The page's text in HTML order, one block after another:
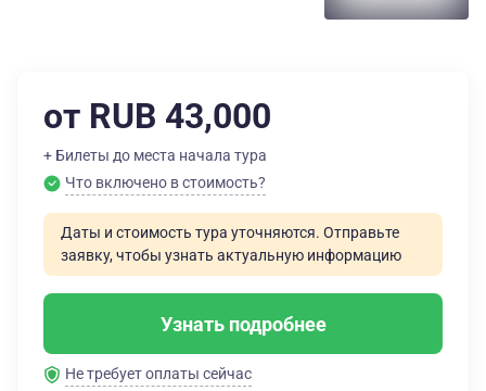
от RUB 43,000
+ Билеты до места начала тура
Что включено в стоимость?
Даты и стоимость тура уточняются. Отправьте
заявку, чтобы узнать актуальную информацию
Узнать подробнее
Не требует оплаты сейчас